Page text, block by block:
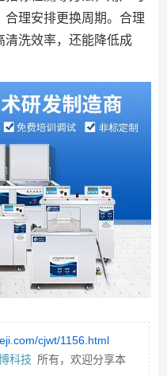
合理安排更换周期。合理
清洗效率，还能降低成
cjwt/1156.html
科技 所有，欢迎分享本